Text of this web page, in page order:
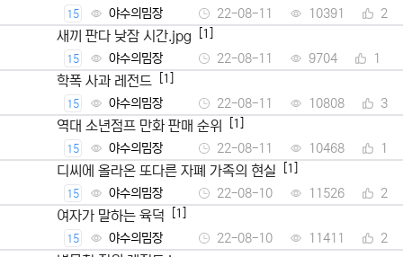
15 야수의밈장 22-08-11 10391 2
새끼 판다 낮잠 시간.jpg [1]
15 야수의밈장 22-08-11 9704 1
학폭 사과 레전드 [1]
15 야수의밈장 22-08-11 10808 3
역대 소년점프 만화 판매 순위 [1]
15 야수의밈장 22-08-11 10468 1
디씨에 올라온 또다른 자폐 가족의 현실 [1]
15 야수의밈장 22-08-10 11526 2
여자가 말하는 육덕 [1]
15 야수의밈장 22-08-10 11411 2